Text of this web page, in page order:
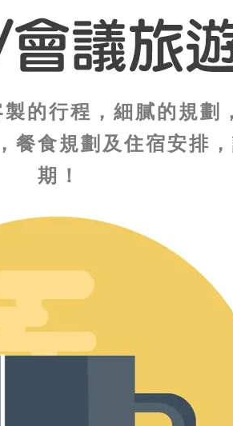
的行程，細膩的規劃
食規劃及住宿安排
期！